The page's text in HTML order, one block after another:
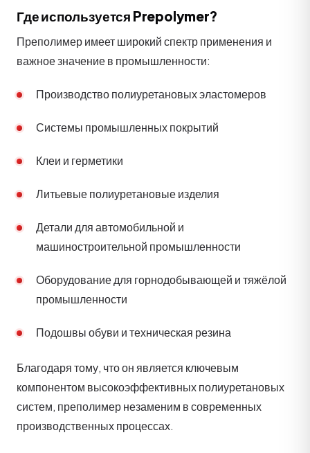
Где используется Prepolymer?
Преполимер имеет широкий спектр применения и
важное значение в промышленности:
Производство полиуретановых эластомеров
Системы промышленных покрытий
Клеи и герметики
Литьевые полиуретановые изделия
Детали для автомобильной и
машиностроительной промышленности
Оборудование для горнодобывающей и тяжёлой
промышленности
Подошвы обуви и техническая резина
Благодаря тому, что он является ключевым
компонентом высокоэффективных полиуретановых
систем, преполимер незаменим в современных
производственных процессах.